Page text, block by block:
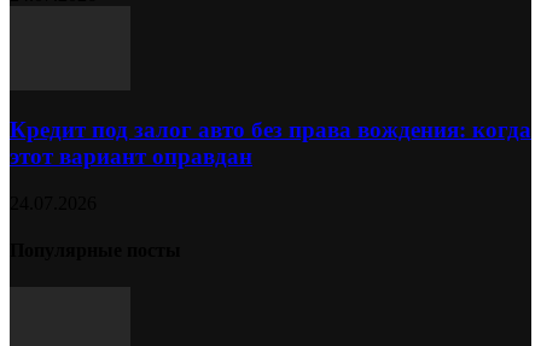
Кредит под залог авто без права вождения: когда
этот вариант оправдан